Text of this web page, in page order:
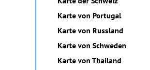
Karte von Portugal
Karte von Russland
Karte von Schweden
Karte von Thailand